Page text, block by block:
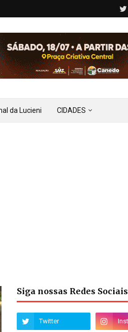
da Lucieni CIDADES
Siga nossas Redes Sociais